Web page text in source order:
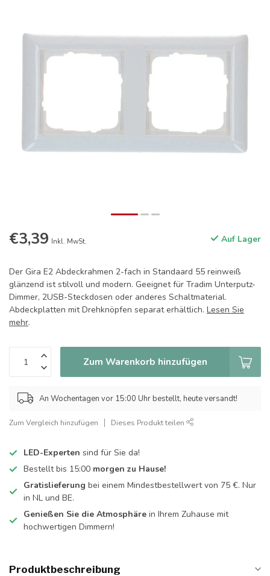
€3,39 Inkl. MwSt. Auf Lager
Der Gira E2 Abdeckrahmen 2-fach in Standaard 55 reinweiß
glänzend ist stilvoll und modern. Geeignet für Tradim Unterputz-
Dimmer, 2USB-Steckdosen oder anderes Schaltmaterial.
Abdeckplatten mit Drehknöpfen separat erhältlich. Lesen Sie
mehr.
Zum Warenkorb hinzufügen
An Wochentagen vor 15:00 Uhr bestellt, heute versandt!
Zum Vergleich hinzufügen Dieses Produkt teilen
LED-Experten sind für Sie da!
Bestellt bis 15:00 morgen zu Hause!
Gratislieferung bei einem Mindestbestellwert von 75 €. Nur
in NL und BE.
Genießen Sie die Atmosphäre in Ihrem Zuhause mit
hochwertigen Dimmern!
Produktbeschreibung